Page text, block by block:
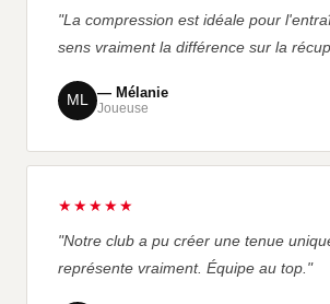
"La compression est idéale pour
sens vraiment la différence sur la
ML — Mélanie
Joueuse
★★★★★
"Notre club a pu créer une tenue
représente vraiment. Équipe au top."